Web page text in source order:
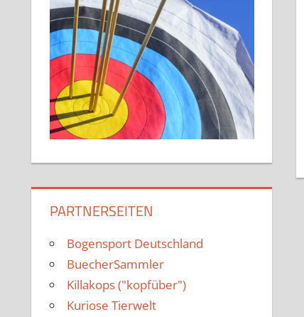
PARTNERSEITEN
Bogensport Deutschland
BuecherSammler
Killakops ("kopfüber")
Kuriose Tierwelt